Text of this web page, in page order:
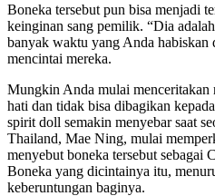
Boneka tersebut pun bisa menjadi
keinginan sang pemilik. “Dia
banyak waktu yang Anda habiskan
mencintai mereka.
Mungkin Anda mulai menceritakan
hati dan tidak bisa dibagikan
spirit doll semakin menyebar saat
Thailand, Mae Ning, mulai
menyebut boneka tersebut sebagai
Boneka yang dicintainya itu,
keberuntungan baginya.